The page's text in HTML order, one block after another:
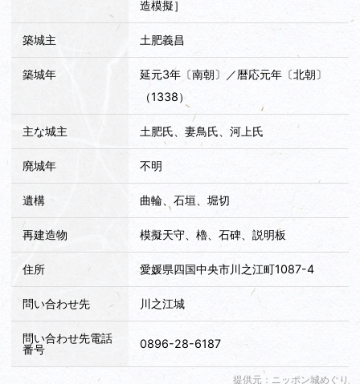
造模擬］
築城主 土肥義昌
築城年
延元3年〔南朝〕／暦応元年〔北朝〕
（1338）
主な城主 土肥氏、妻鳥氏、河上氏
廃城年 不明
遺構 曲輪、石垣、堀切
再建造物 模擬天守、櫓、石碑、説明板
住所 愛媛県四国中央市川之江町1087-4
問い合わせ先 川之江城
問い合わせ先電話
番号
0896-28-6187
提供元：ニッポン城めぐり